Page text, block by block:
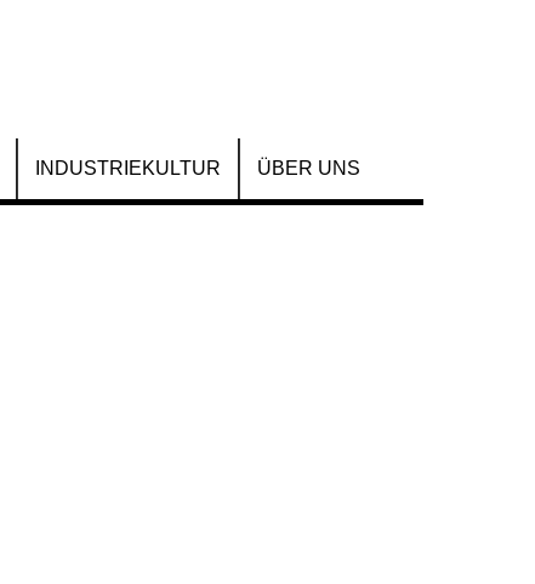
INDUSTRIEKULTUR ÜBER UNS